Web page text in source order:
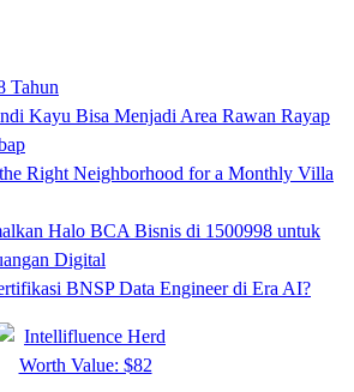
Tahun
Kayu Bisa Menjadi Area Rawan Rayap
Right Neighborhood for a Monthly Villa
Halo BCA Bisnis di 1500998 untuk
Digital
BNSP Data Engineer di Era AI?